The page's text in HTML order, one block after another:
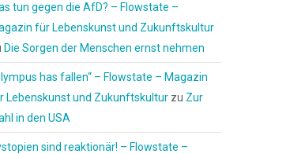
tun gegen die AfD? – Flowstate –
für Lebenskunst und Zukunftskultur
Die Sorgen der Menschen ernst nehmen
has fallen“ – Flowstate – Magazin
Lebenskunst und Zukunftskultur zu Zur
in den USA
sind reaktionär! – Flowstate –